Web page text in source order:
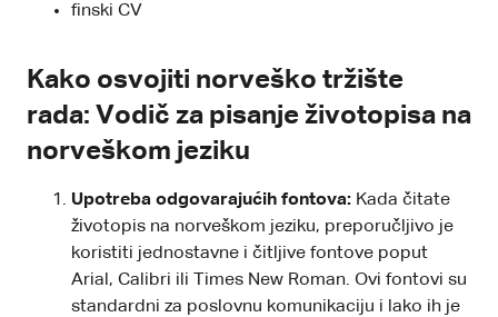
finski CV
Kako osvojiti norveško tržište
rada: Vodič za pisanje životopisa na
norveškom jeziku
Upotreba odgovarajućih fontova: Kada čitate
životopis na norveškom jeziku, preporučljivo je
koristiti jednostavne i čitljive fontove poput
Arial, Calibri ili Times New Roman. Ovi fontovi su
standardni za poslovnu komunikaciju i lako ih je